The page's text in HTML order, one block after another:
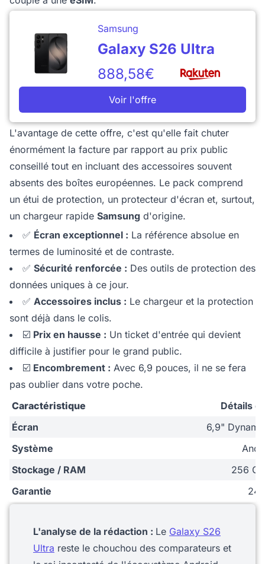
Samsung
Galaxy S26 Ultra
888,58€
Voir l'offre
L'avantage de cette offre, c'est qu'elle fait chuter
énormément la facture par rapport au prix public
conseillé tout en incluant des accessoires souvent
absents des boîtes européennes. Le pack comprend
un étui de protection, un protecteur d'écran et, surtout,
un chargeur rapide Samsung d'origine.
✅ Écran exceptionnel : La référence absolue en
termes de luminosité et de contraste.
✅ Sécurité renforcée : Des outils de protection des
données uniques à ce jour.
✅ Accessoires inclus : Le chargeur et la protection
sont déjà dans le colis.
☑️ Prix en hausse : Un ticket d'entrée qui devient
difficile à justifier pour le grand public.
☑️ Encombrement : Avec 6,9 pouces, il ne se fera
pas oublier dans votre poche.
Caractéristique
Détails
Écran
6,9"
Système
Stockage / RAM
256
Garantie
24
L'analyse de la rédaction : Le Galaxy S26
Ultra reste le chouchou des comparateurs et